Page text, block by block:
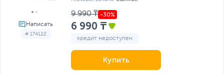
# 174122
9 990 ₸
6 990 ₸
кредит недоступен
Купить